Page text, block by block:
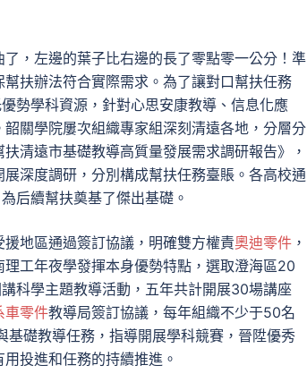
，左邊的葉子比右邊的長了零點零一公分！準
扶辦法符合實際需求。為了讓對口幫扶任務
勢學科資源，針對心思安康教導、信息化應
韶關學院屢次組織專家組深刻清遠各地，分層分
清遠市基礎教導高質量發展需求調研報告》，
深度調研，分別構成幫扶任務臺賬。各高校通
后續幫扶奠基了傑出基礎。
地區通過簽訂協議，明確雙方權責奧迪零件 ，
工年夜學發揮本身優勢特點，選取澄海區20
科學主題教導活動，五年共計開展30場講座
車零件教導局簽訂協議，每年組織不少于50名
礎教導任務，指導開展學科競賽，晉陞優秀
投進和任務的持續推進。